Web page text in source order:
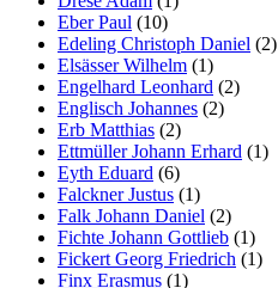
Eber Paul (10)
Edeling Christoph Daniel (2)
Elsässer Wilhelm (1)
Engelhard Leonhard (2)
Englisch Johannes (2)
Erb Matthias (2)
Ettmüller Johann Erhard (1)
Eyth Eduard (6)
Falckner Justus (1)
Falk Johann Daniel (2)
Fichte Johann Gottlieb (1)
Fickert Georg Friedrich (1)
Finx Erasmus (1)